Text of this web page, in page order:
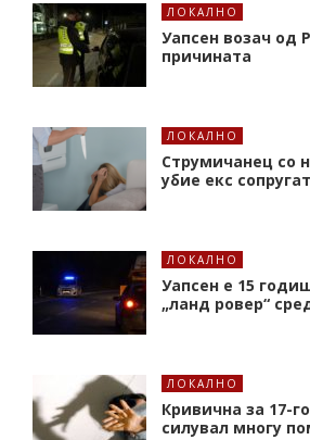
ЛОКАЛНО
Уапсен возач од
причината
ЛОКАЛНО
Струмичанец со
убие екс
ЛОКАЛНО
Уапсен е 15
„ланд ровер“
ЛОКАЛНО
Кривична за 17-
силувал многу